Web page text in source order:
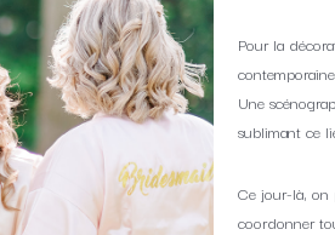
Pour la
Une
sublimant ce
Ce jour-là, on
coordonner